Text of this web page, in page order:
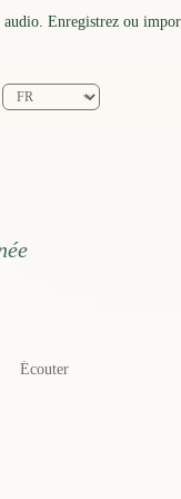
Enregistrez ou
avec
Écouter